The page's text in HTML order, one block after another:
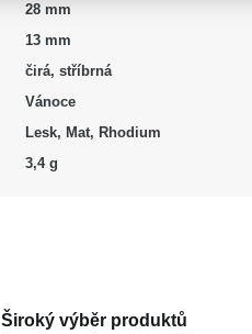
28 mm
13 mm
čirá, stříbrná
Vánoce
Lesk, Mat, Rhodium
3,4 g
Široký výběr produktů